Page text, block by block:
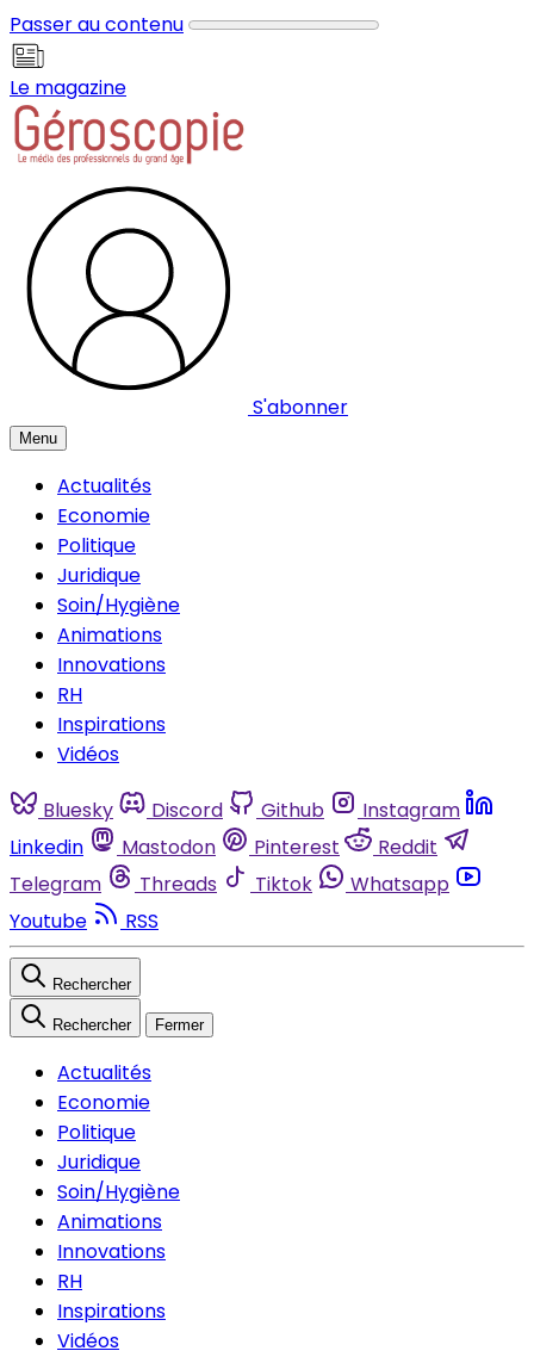
Passer au contenu
Le magazine
S'abonner
Menu
Actualités
Economie
Politique
Juridique
Soin/Hygiène
Animations
Innovations
RH
Inspirations
Vidéos
Bluesky Discord Github
Instagram
Linkedin
Mastodon Pinterest
Reddit
Telegram
Threads Tiktok
Whatsapp
Youtube
RSS
Rechercher
Rechercher Fermer
Actualités
Economie
Politique
Juridique
Soin/Hygiène
Animations
Innovations
RH
Inspirations
Vidéos
Panneau de gestion des cookies